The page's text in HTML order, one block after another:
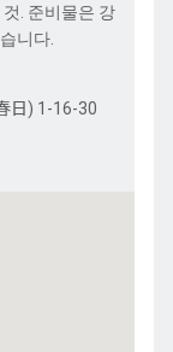
준비물은 강
니다
日) 1-16-30